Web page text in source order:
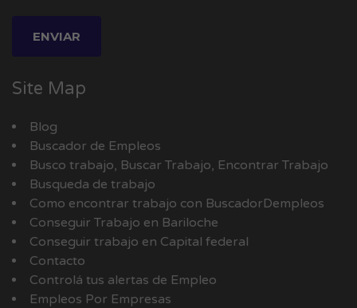
Site Map
Blog
Buscador de Empleos
Busco trabajo, Buscar Trabajo, Encontrar Trabajo
Busqueda de trabajo
Como encontrar trabajo con BuscadorDempleos
Conseguir Trabajo en Bariloche
Conseguir trabajo en Capital federal
Contacto
Controlá tus alertas de Empleo
Empleos Por Empresas